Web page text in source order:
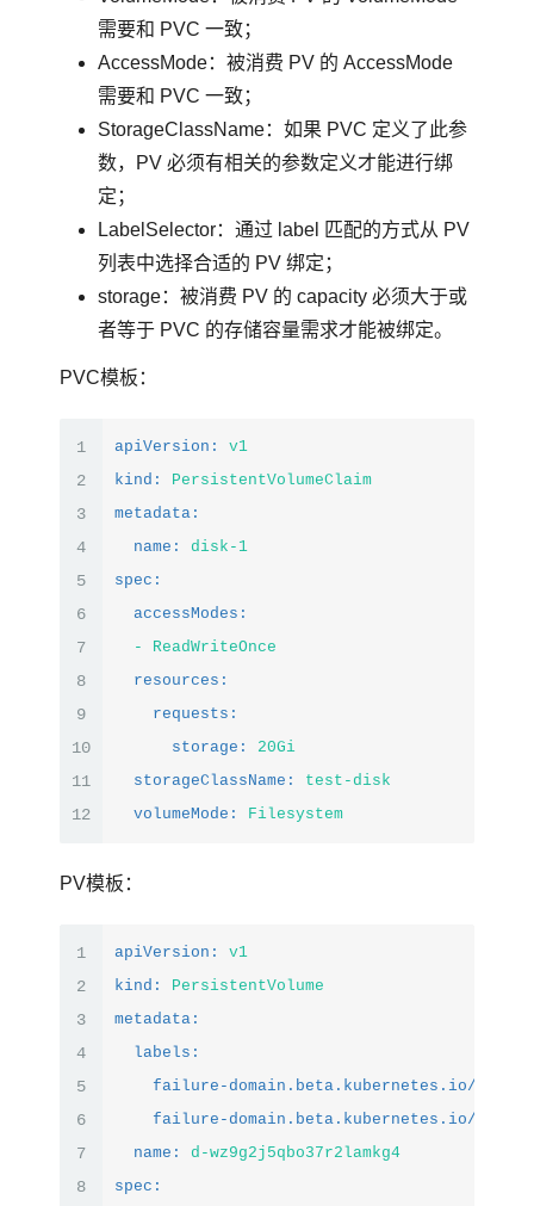
需要和 PVC 一致；
AccessMode：被消费 PV 的 AccessMode
需要和 PVC 一致；
StorageClassName：如果 PVC 定义了此参
数，PV 必须有相关的参数定义才能进行绑
定；
LabelSelector：通过 label 匹配的方式从 PV
列表中选择合适的 PV 绑定；
storage：被消费 PV 的 capacity 必须大于或
者等于 PVC 的存储容量需求才能被绑定。
PVC模板：
1
2
3
4
5
6
7
8
9
10
11
12
apiVersion:
v1
kind:
PersistentVolumeClaim
metadata:
name:
disk-1
spec:
accessModes:
-
ReadWriteOnce
resources:
requests:
storage:
20Gi
storageClassName:
test-disk
volumeMode:
Filesystem
PV模板：
1
2
3
4
5
6
7
8
apiVersion:
v1
kind:
PersistentVolume
metadata:
labels:
failure-domain.beta.kubernetes.io/
failure-domain.beta.kubernetes.io/zone:
name:
d-wz9g2j5qbo37r2lamkg4
spec: